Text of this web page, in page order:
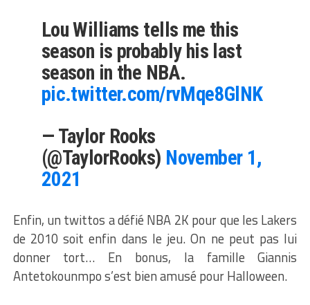
Lou Williams tells me this
season is probably his last
season in the NBA.
pic.twitter.com/rvMqe8GlNK
— Taylor Rooks
(@TaylorRooks) November 1,
2021
Enfin, un twittos a défié NBA 2K pour que les Lakers
de 2010 soit enfin dans le jeu. On ne peut pas lui
donner tort… En bonus, la famille Giannis
Antetokounmpo s’est bien amusé pour Halloween.